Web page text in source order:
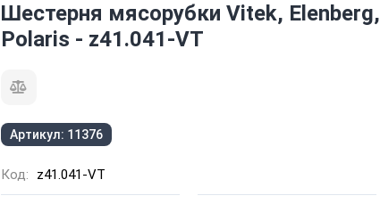
Шестерня мясорубки Vitek, Elenberg,
Polaris - z41.041-VT
Артикул: 11376
Код: z41.041-VT